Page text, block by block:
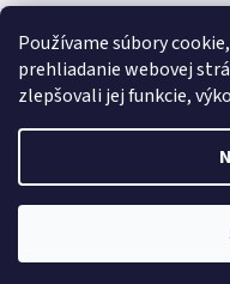
Používame súbory
prehliadanie webovej
zlepšovali jej funkcie,